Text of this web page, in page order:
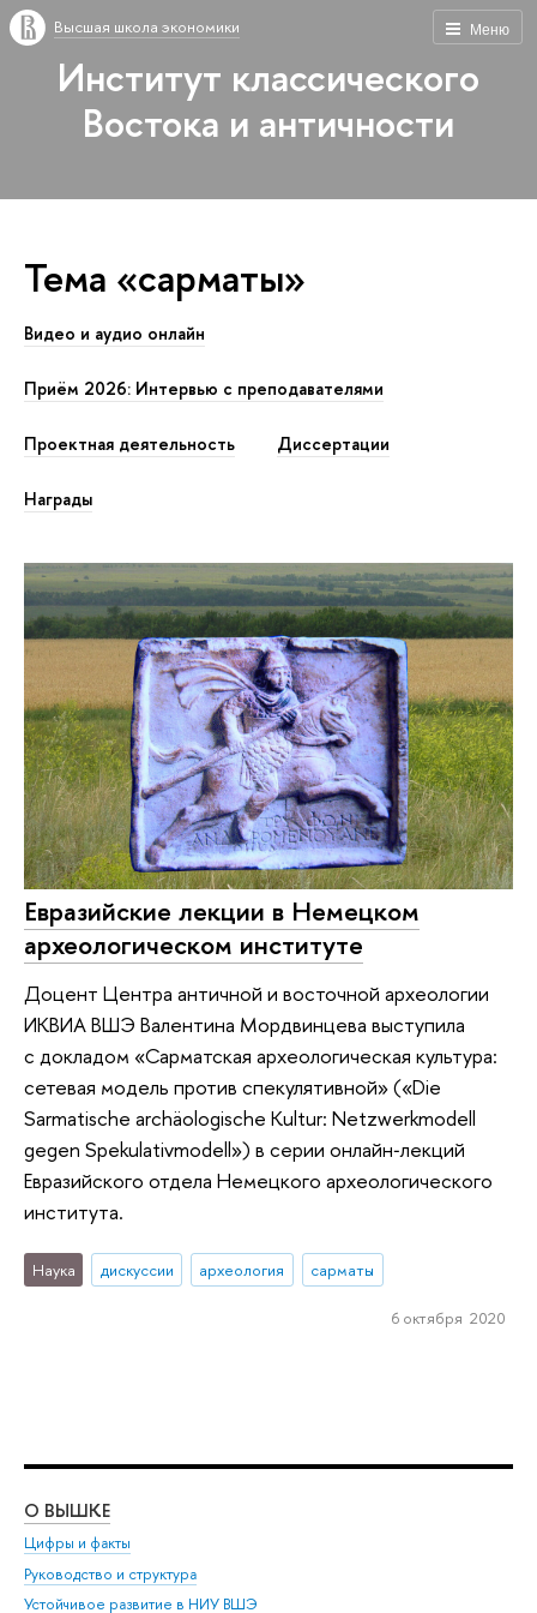
Меню
Высшая школа экономики
Институт классического
Востока и античности
Тема «сарматы»
Видео и аудио онлайн
Приём 2026: Интервью с преподавателями
Проектная деятельность Диссертации
Награды
Евразийские лекции в Немецком
археологическом институте
Доцент Центра античной и восточной археологии
ИКВИА ВШЭ Валентина Мордвинцева выступила
с докладом «Сарматская археологическая культура:
сетевая модель против спекулятивной» («Die
Sarmatische archäologische Kultur: Netzwerkmodell
gegen Spekulativmodell») в серии онлайн‑лекций
Евразийского отдела Немецкого археологического
института.
Наука дискуссии археология сарматы
6 октября 2020
О ВЫШКЕ
Цифры и факты
Руководство и структура
Устойчивое развитие в НИУ ВШЭ